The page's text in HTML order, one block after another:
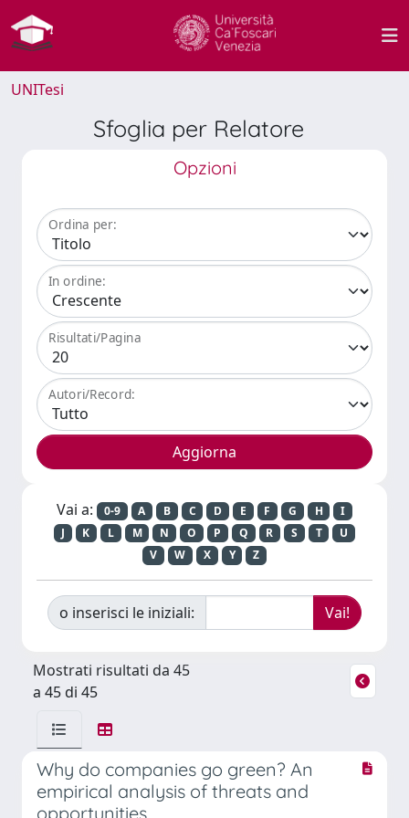
UNITesi
Sfoglia per Relatore
Opzioni
Ordina per:
In ordine:
Risultati/Pagina
Autori/Record:
Vai a: 0-9 A B C D E F G H
I
J
K L M N O P Q R S T
U
V
W X Y Z
o inserisci le iniziali:
Mostrati risultati da 45
a 45 di 45
Why do companies go green? An
empirical analysis of threats and
opportunities